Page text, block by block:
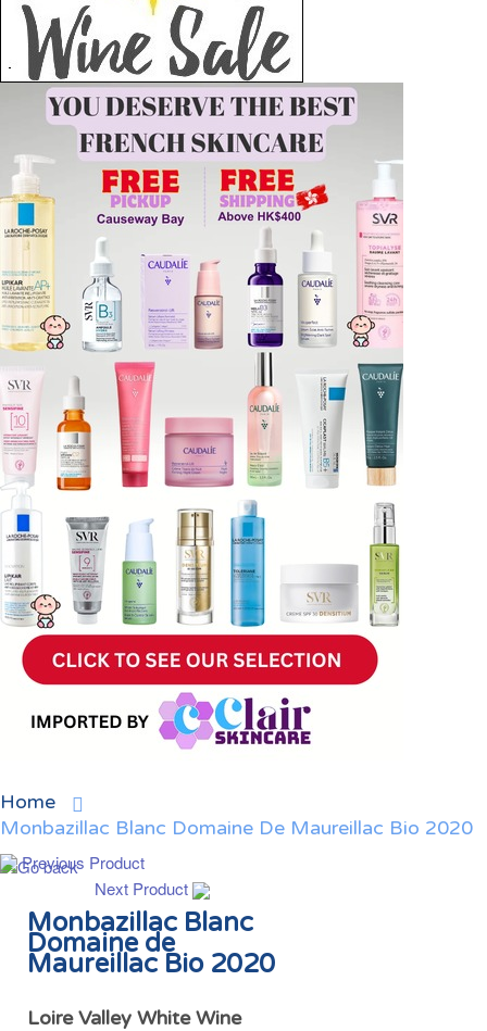
Home
Monbazillac Blanc Domaine De Maureillac Bio 2020
Previous Product
Next Product
Monbazillac Blanc
Domaine de
Maureillac Bio 2020
Loire Valley White Wine